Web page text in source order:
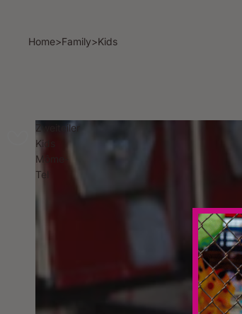
Home>Family>Kids
Zweiteiler
Kids
Môme-
Tel